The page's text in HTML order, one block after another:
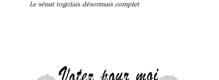
Le sénat togolais désormais complet